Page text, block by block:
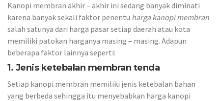
Kanopi membran akhir – akhir ini sedang banyak diminati
karena banyak sekali faktor penentu harga kanopi membran
salah satunya dari harga pasar setiap daerah atau kota
memiliki patokan harganya masing – masing. Adapun
beberapa faktor lainnya seperti:
1. Jenis ketebalan membran tenda
Setiap kanopi membran memiliki jenis ketebalan bahan
yang berbeda sehingga itu menyebabkan harga kanopi